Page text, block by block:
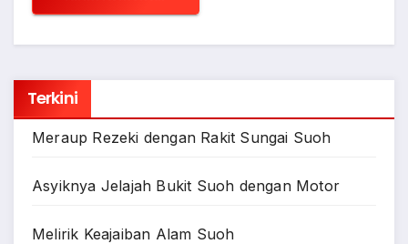
Terkini
Meraup Rezeki dengan Rakit Sungai Suoh
Asyiknya Jelajah Bukit Suoh dengan Motor
Melirik Keajaiban Alam Suoh